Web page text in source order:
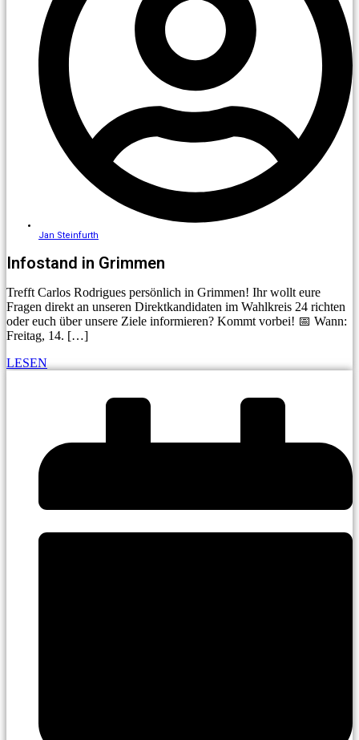
Jan Steinfurth
Infostand in Grimmen
Trefft Carlos Rodrigues persönlich in Grimmen! Ihr wollt eure
Fragen direkt an unseren Direktkandidaten im Wahlkreis 24 richten
oder euch über unsere Ziele informieren? Kommt vorbei! 📅 Wann:
Freitag, 14. […]
LESEN